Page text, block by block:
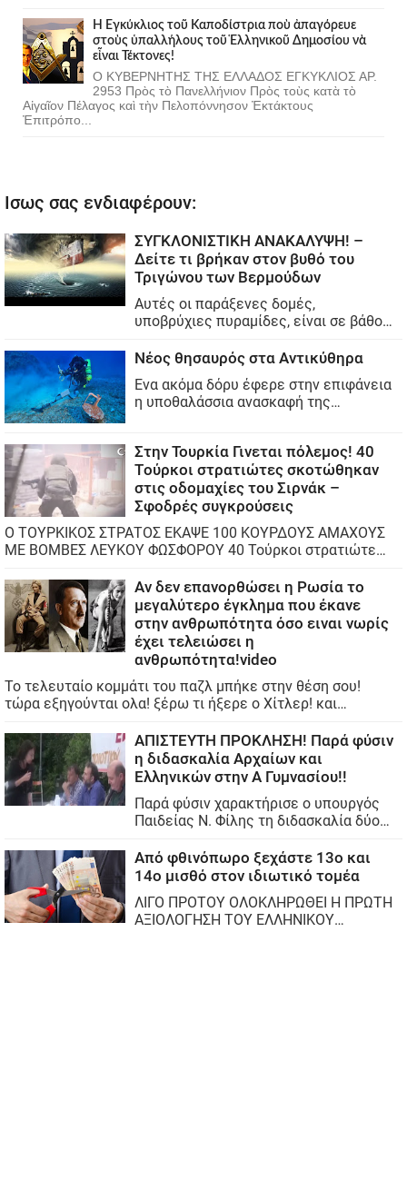
Ἡ Ἐγκύκλιος τοῦ Καποδίστρια ποὺ ἀπαγόρευε
στοὺς ὑπαλλήλους τοῦ Ἑλληνικοῦ Δημοσίου νὰ
εἶναι Τέκτονες!
Ο ΚΥΒΕΡΝΗΤΗΣ ΤΗΣ ΕΛΛΑΔΟΣ ΕΓΚΥΚΛΙΟΣ ΑΡ.
2953 Πρὸς τὸ Πανελλήνιον Πρὸς τοὺς κατὰ τὸ
Αἰγαῖον Πέλαγος καὶ τὴν Πελοπόννησον Ἐκτάκτους
Ἐπιτρόπο...